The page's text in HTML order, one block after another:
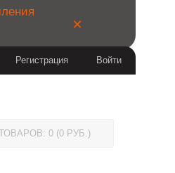
×
Войти
Регистрация
0 (0 РУБ.)